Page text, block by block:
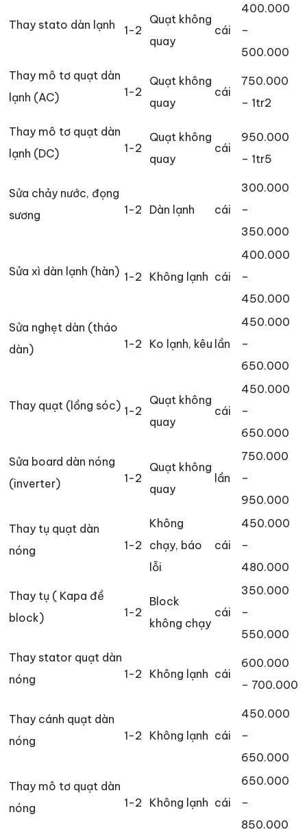
Thay stato dàn lạnh 1-2
Quạt không
quay
cái
400.000
–
500.000
Thay mô tơ quạt dàn
lạnh (AC)
1-2
Quạt không
quay
cái
750.000
– 1tr2
Thay mô tơ quạt dàn
lạnh (DC)
1-2
Quạt không
quay
cái
950.000
– 1tr5
Sửa chảy nước, đọng
sương
1-2 Dàn lạnh cái
300.000
–
350.000
Sửa xì dàn lạnh (hàn) 1-2 Không lạnh cái
400.000
–
450.000
Sửa nghẹt dàn (tháo
dàn)
1-2 Ko lạnh, kêu lần
450.000
–
650.000
Thay quạt (lồng sóc) 1-2
Quạt không
quay
cái
450.000
–
650.000
Sửa board dàn nóng
(inverter)
1-2
Quạt không
quay
lần
750.000
–
950.000
Thay tụ quạt dàn
nóng
1-2
Không
chạy, báo
lỗi
cái
450.000
–
480.000
Thay tụ ( Kapa đề
block)
1-2
Block
không chạy
cái
350.000
–
550.000
Thay stator quạt dàn
nóng
1-2 Không lạnh cái
600.000
– 700.000
Thay cánh quạt dàn
nóng
1-2 Không lạnh cái
450.000
–
650.000
Thay mô tơ quạt dàn
nóng
1-2 Không lạnh cái
650.000
–
850.000